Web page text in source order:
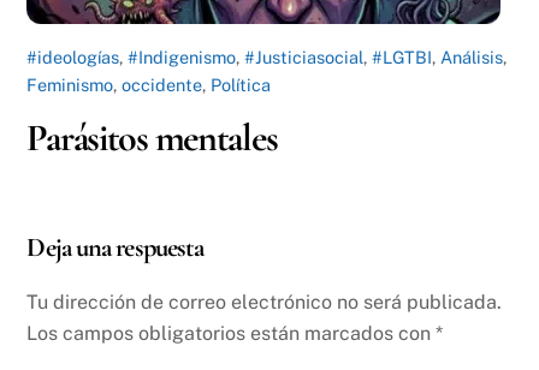
#ideologías,#Indigenismo,#Justiciasocial,#LGTBI, Análisis,
Feminismo,occidente, Política
Parásitos mentales
Deja una respuesta
Tu dirección de correo electrónico no será publicada.
Los campos obligatorios están marcados con*